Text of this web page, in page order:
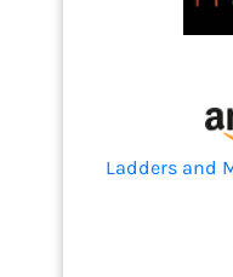
Ladders and